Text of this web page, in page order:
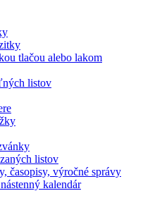
tlačou alebo lakom
listov
listov
časopisy, výročné správy
kalendár